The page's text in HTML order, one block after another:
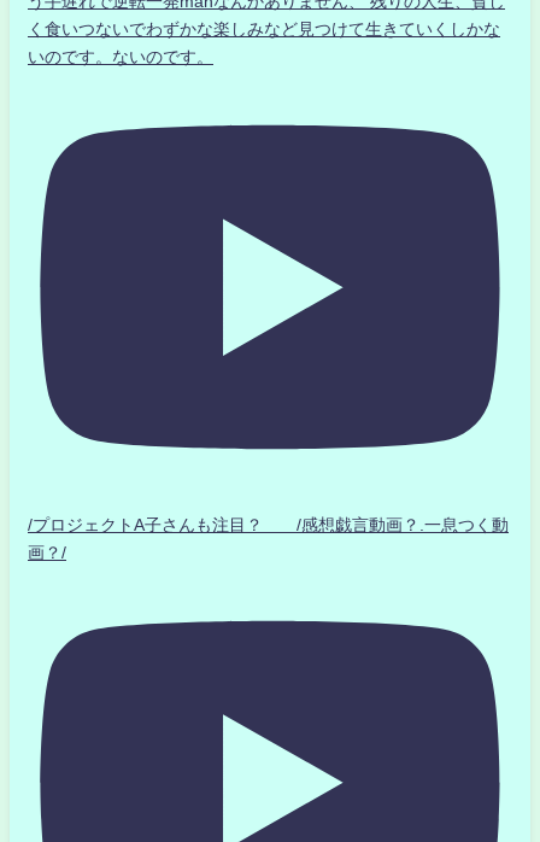
く食いつないでわずかな楽しみなど見つけて生きていくしかな
いのです。ないのです。
/プロジェクトA子さんも注目？ /感想戯言動画？.一息つく動
画？/